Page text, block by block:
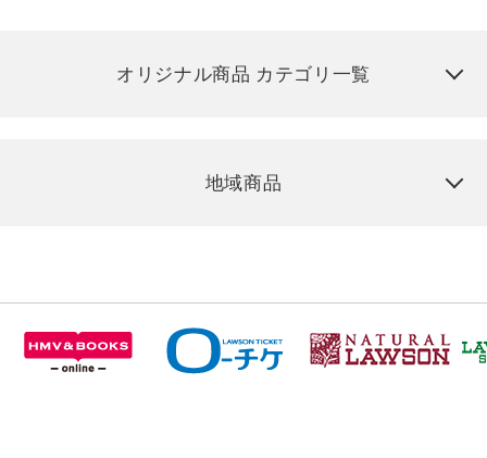
オリジナル商品 カテゴリ一覧
地域商品